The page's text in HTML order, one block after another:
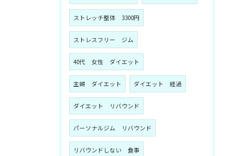
ストレッチ整体 3300円
ストレスフリー ジム
40代 女性 ダイエット
主婦 ダイエット ダイエット 経過
ダイエット リバウンド
パーソナルジム リバウンド
リバウンドしない 食事